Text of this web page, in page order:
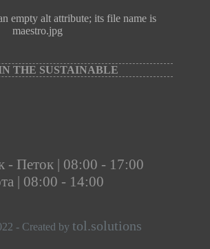
THE SUSTAINABLE
- Петок | 08:00 - 17:00
| 08:00 - 14:00
- Created by tol.solutions